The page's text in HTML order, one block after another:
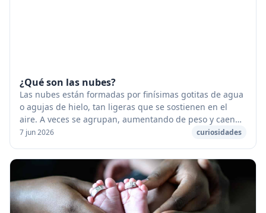
¿Qué son las nubes?
Las nubes están formadas por finísimas gotitas de agua
o agujas de hielo, tan ligeras que se sostienen en el
aire. A veces se agrupan, aumentando de peso y caen
en forma de lluvia. [caption id="attach...
7 jun 2026 curiosidades